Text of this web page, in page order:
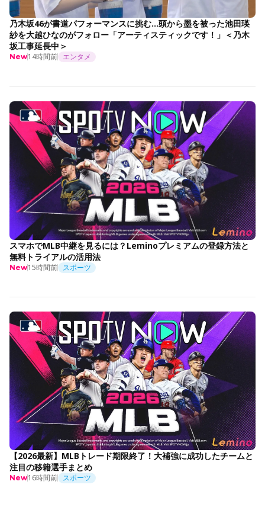
乃木坂46が書道パフォーマンスに挑む…頭から墨を被った池田瑛
紗を大越ひなのがフォロー「アーティスティックです！」＜乃木
坂工事延長中＞
New14時間前 エンタメ
スマホでMLB中継を見るには？Leminoプレミアムの登録方法と
無料トライアルの活用法
New15時間前 スポーツ
【2026最新】MLBトレード期限終了！大補強に成功したチームと
注目の移籍選手まとめ
New16時間前 スポーツ